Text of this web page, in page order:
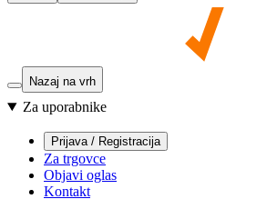
Nazaj na vrh
Za uporabnike
Prijava / Registracija
Za trgovce
Objavi oglas
Kontakt